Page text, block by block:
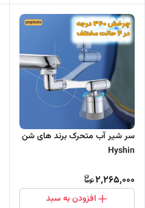
سر شیر آب متحرک برند های شن
Hyshin
2,265,000
افزودن به سبد